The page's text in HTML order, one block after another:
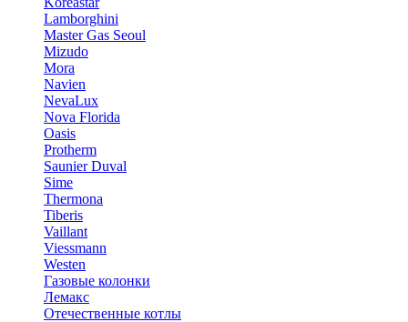
Lamborghini
Master Gas Seoul
Mizudo
Mora
Navien
NevaLux
Nova Florida
Oasis
Protherm
Saunier Duval
Sime
Thermona
Tiberis
Vaillant
Viessmann
Westen
Газовые колонки
Лемакс
Отечественные котлы